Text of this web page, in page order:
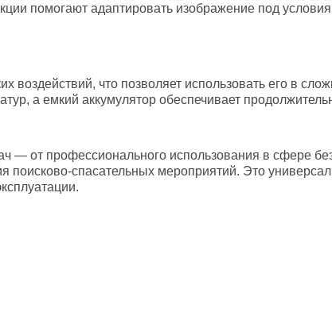
помогают адаптировать изображение под
воздействий, что позволяет использовать его в
а емкий аккумулятор обеспечивает
— от профессионального использования в сфере
спасательных мероприятий. Это